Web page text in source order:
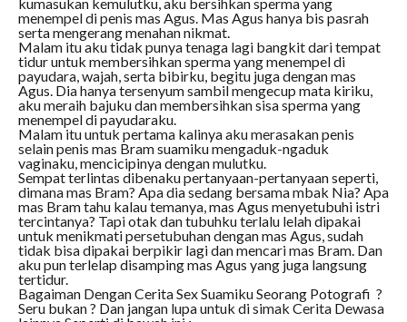
menempel di penis mas Agus. Mas Agus hanya bis pasrah
serta mengerang menahan nikmat.
Malam itu aku tidak punya tenaga lagi bangkit dari tempat
tidur untuk membersihkan sperma yang menempel di
payudara, wajah, serta bibirku, begitu juga dengan mas
Agus. Dia hanya tersenyum sambil mengecup mata kiriku,
aku meraih bajuku dan membersihkan sisa sperma yang
menempel di payudaraku.
Malam itu untuk pertama kalinya aku merasakan penis
selain penis mas Bram suamiku mengaduk-ngaduk
vaginaku, mencicipinya dengan mulutku.
Sempat terlintas dibenaku pertanyaan-pertanyaan seperti,
dimana mas Bram? Apa dia sedang bersama mbak Nia? Apa
mas Bram tahu kalau temanya, mas Agus menyetubuhi istri
tercintanya? Tapi otak dan tubuhku terlalu lelah dipakai
untuk menikmati persetubuhan dengan mas Agus, sudah
tidak bisa dipakai berpikir lagi dan mencari mas Bram. Dan
aku pun terlelap disamping mas Agus yang juga langsung
tertidur.
Bagaiman Dengan Cerita Sex Suamiku Seorang Potografi ?
Seru bukan ? Dan jangan lupa untuk di simak Cerita Dewasa